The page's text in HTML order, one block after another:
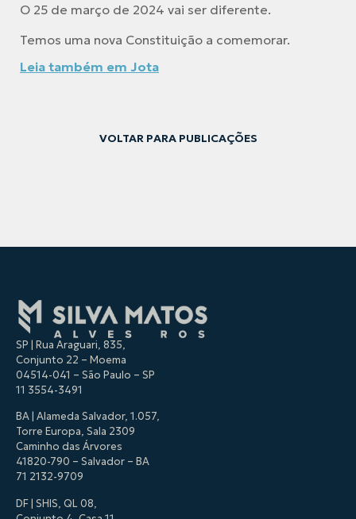
O 25 de março de 2024 vai ser diferente.
Temos uma nova Constituição a comemorar.
Leia também em Jota
VOLTAR PARA PUBLICAÇÕES
SP | Rua Araguari, 835,
Conjunto 22 – Moema
04514-041 – São Paulo – SP
11 3554-3491
BA | Alameda Salvador, 1.057,
Torre Europa, Sala 2309
Caminho das Árvores
41820-790 – Salvador – BA
71 2132-9709
DF | SHIS, QL 08,